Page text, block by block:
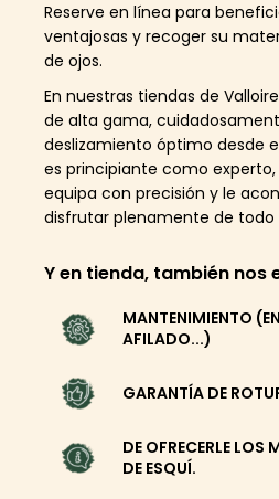
Reserve en línea para
ventajosas y recoger su
de ojos.
En nuestras tiendas de
de alta gama,
deslizamiento óptimo desde
es principiante como
equipa con precisión y le
disfrutar plenamente de todo
Y en tienda, también nos
MANTENIMIENTO
AFILADO...)
GARANTÍA DE
DE OFRECERLE LOS
DE ESQUÍ.